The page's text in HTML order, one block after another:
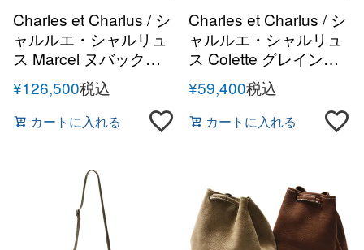
Charles et Charlus / シ
ャルルエ・シャルリュ
ス Marcel ヌバックレ
ザーバッグパック
¥126,500税込
カートに入れる
Charles et Charlus / シ
ャルルエ・シャルリュ
ス Colette グレインレ
ザー サコッシュ ショル
ダーバッグ
¥59,400税込
カートに入れる